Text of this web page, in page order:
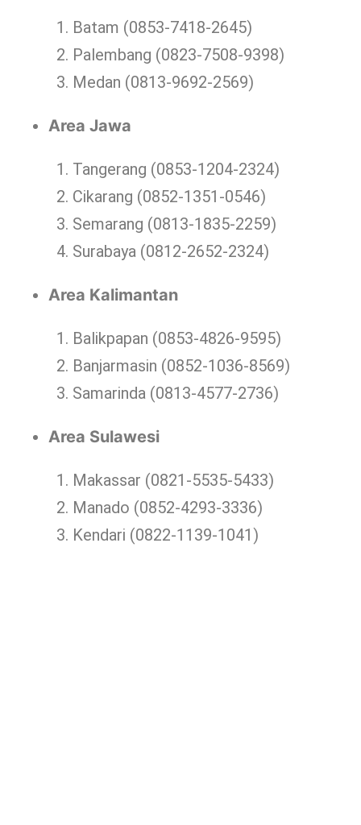
Batam (0853-7418-2645)
Palembang (0823-7508-9398)
Medan (0813-9692-2569)
Area Jawa
Tangerang (0853-1204-2324)
Cikarang (0852-1351-0546)
Semarang (0813-1835-2259)
Surabaya (0812-2652-2324)
Area Kalimantan
Balikpapan (0853-4826-9595)
Banjarmasin (0852-1036-8569)
Samarinda (0813-4577-2736)
Area Sulawesi
Makassar (0821-5535-5433)
Manado (0852-4293-3336)
Kendari (0822-1139-1041)